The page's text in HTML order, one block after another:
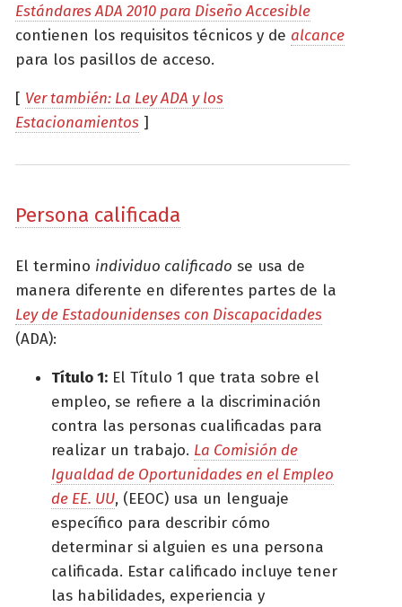
Estándares ADA 2010 para Diseño Accesible
contienen los requisitos técnicos y de alcance
para los pasillos de acceso.
[ Ver también: La Ley ADA y los
Estacionamientos ]
Persona calificada
El termino individuo calificado se usa de
manera diferente en diferentes partes de la
Ley de Estadounidenses con Discapacidades
(ADA):
Título 1: El Título 1 que trata sobre el
empleo, se refiere a la discriminación
contra las personas cualificadas para
realizar un trabajo. La Comisión de
Igualdad de Oportunidades en el Empleo
de EE. UU, (EEOC) usa un lenguaje
específico para describir cómo
determinar si alguien es una persona
calificada. Estar calificado incluye tener
las habilidades, experiencia y